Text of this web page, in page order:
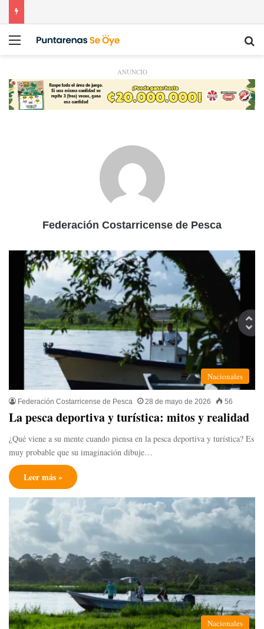
Menú
ANUNCIO
Federación Costarricense de Pesca
Nacionales
Federación Costarricense de Pesca 28 de mayo de 2026 56
La pesca deportiva y turística: mitos y realidad
¿Qué viene a su mente cuando piensa en la pesca deportiva y turística? Es
muy probable que su imaginación dibuje…
Leer más »
Nacionales